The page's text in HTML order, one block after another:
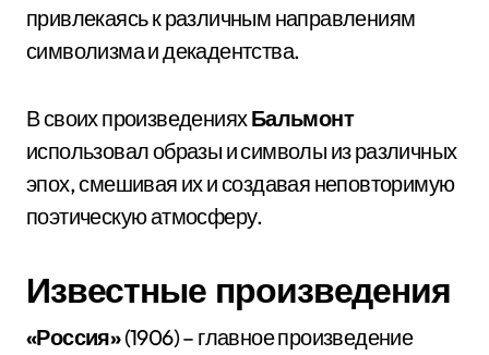
привлекаясь к различным направлениям
символизма и декадентства.
В своих произведенияхБальмонт
использовал образы и символы из различных
эпох, смешивая их и создавая неповторимую
поэтическую атмосферу.
Известные произведения
«Россия»(1906) – главное произведение